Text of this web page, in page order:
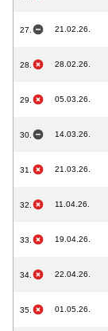
27. 21.02.26.
28. 28.02.26.
29. 05.03.26.
30. 14.03.26.
31. 21.03.26.
32. 11.04.26.
33. 19.04.26.
34. 22.04.26.
35. 01.05.26.